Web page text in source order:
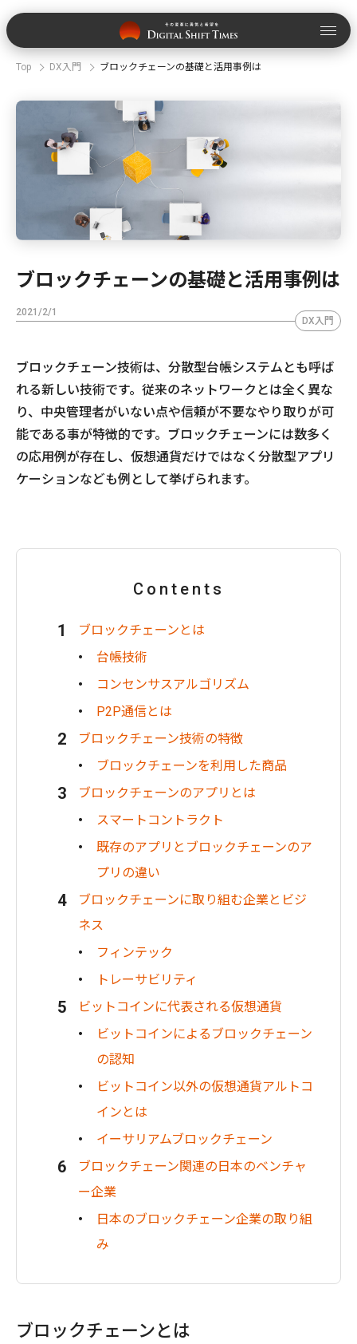
Top DX入門 ブロックチェーンの基礎と活用事例は
ブロックチェーンの基礎と活用事例は
2021/2/1
DX入門
ブロックチェーン技術は、分散型台帳システムとも呼ば
れる新しい技術です。従来のネットワークとは全く異な
り、中央管理者がいない点や信頼が不要なやり取りが可
能である事が特徴的です。ブロックチェーンには数多く
の応用例が存在し、仮想通貨だけではなく分散型アプリ
ケーションなども例として挙げられます。
Contents
ブロックチェーンとは
台帳技術
コンセンサスアルゴリズム
P2P通信とは
ブロックチェーン技術の特徴
ブロックチェーンを利用した商品
ブロックチェーンのアプリとは
スマートコントラクト
既存のアプリとブロックチェーンのア
プリの違い
ブロックチェーンに取り組む企業とビジ
ネス
フィンテック
トレーサビリティ
ビットコインに代表される仮想通貨
ビットコインによるブロックチェーン
の認知
ビットコイン以外の仮想通貨アルトコ
インとは
イーサリアムブロックチェーン
ブロックチェーン関連の日本のベンチャ
ー企業
日本のブロックチェーン企業の取り組
み
ブロックチェーンとは